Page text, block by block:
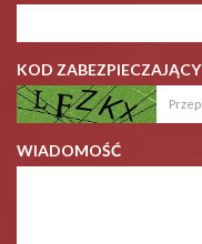
KOD ZABEZPIECZAJĄCY
WIADOMOŚĆ